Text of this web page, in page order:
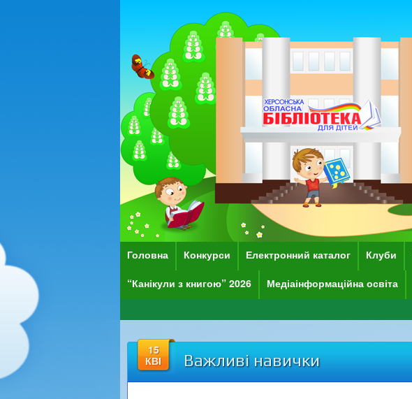
Головна Конкурси Електронний каталог Клуби
“Канікули з книгою” 2026 Медіаінформаційна освіта
15
КВІ
Важливі навички